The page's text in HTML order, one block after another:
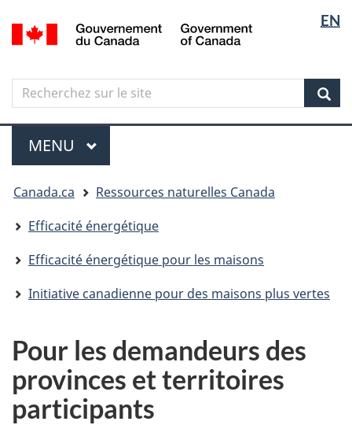
Aller
au
principal
Skip
to
government"
Passer
à
version
simplifiée
langue
EN
Canada
Search
Recherchez
sur
le
site
Menu
MENU PRINCIPAL
êtes
ici
Canada.ca
Ressources naturelles Canada
Efficacité énergétique
Efficacité énergétique pour les maisons
Initiative canadienne pour des maisons plus vertes
Pour les demandeurs des
provinces et territoires
participants